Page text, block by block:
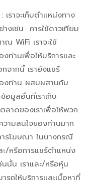
ราจะเก็บตำแหน่งทาง
เช่น การใช้ดาวเทียม
WiFi เราจะใช้
านเพื่อให้บริการและ
จากนี้ เรายังแชร์
งท่าน ผสมผสานกับ
อมูลอื่นที่เราเก็บ
ลาดของเราเพื่อให้พวก
วามสนใจของท่านมาก
รโฆษณา ในบางกรณี
/หรือการแชร์ตำแหน่ง
นั้น เราและ/หรือหุ้น
รถให้บริการและเนื้อหาที่